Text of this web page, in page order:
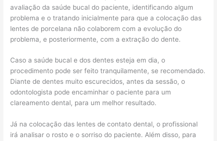
avaliação da saúde bucal do paciente, identificando algum
problema e o tratando inicialmente para que a colocação das
lentes de porcelana não colaborem com a evolução do
problema, e posteriormente, com a extração do dente.
Caso a saúde bucal e dos dentes esteja em dia, o
procedimento pode ser feito tranquilamente, se recomendado.
Diante de dentes muito escurecidos, antes da sessão, o
odontologista pode encaminhar o paciente para um
clareamento dental, para um melhor resultado.
Já na colocação das lentes de contato dental, o profissional
irá analisar o rosto e o sorriso do paciente. Além disso, para